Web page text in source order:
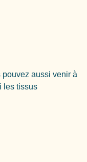
pouvez aussi venir à
les tissus